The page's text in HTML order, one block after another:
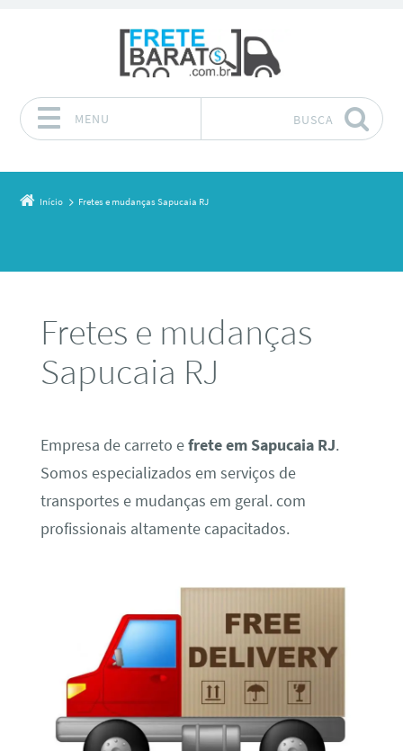
MENU BUSCA
Início Fretes e mudanças Sapucaia RJ
Fretes e mudanças
Sapucaia RJ
Empresa de carreto efrete em Sapucaia RJ.
Somos especializados em serviços de
transportes e mudanças em geral. com
profissionais altamente capacitados.